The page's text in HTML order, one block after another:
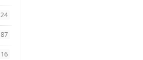
24
87
16